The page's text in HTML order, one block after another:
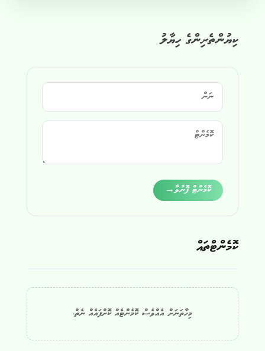
ކިޔުންތެރިންގެ ހިޔާލު
ކޮމެންޓް ފޮނުވާ→
ކޮމެންޓްތައް
މިހާތަނަށް އެއްވެސް ކޮމެންޓެއް ކޮށްފައެއް ނެތް.